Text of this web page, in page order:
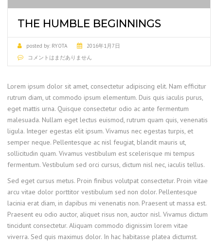
THE HUMBLE BEGINNINGS
posted by: RYOTA
2016年1月7日
コメントはまだありません
Lorem ipsum dolor sit amet, consectetur adipiscing elit. Nam efficitur
rutrum diam, ut commodo ipsum elementum. Duis quis iaculis purus,
eget mattis urna. Quisque consectetur odio ac ante fermentum
malesuada. Nullam eget lectus euismod, rutrum quam quis, venenatis
ligula. Integer egestas elit ipsum. Vivamus nec egestas turpis, et
semper neque. Pellentesque ac nisl feugiat, blandit mauris ut,
sollicitudin quam. Vivamus vestibulum est scelerisque mi tempus
fermentum. Vestibulum sed orci cursus, dictum nisl nec, iaculis tellus.
Sed eget cursus metus. Proin finibus volutpat consectetur. Proin vitae
arcu vitae dolor porttitor vestibulum sed non dolor. Pellentesque
lacinia erat diam, in dapibus mi venenatis non. Praesent ut massa est.
Praesent eu odio auctor, aliquet risus non, auctor nisl. Vivamus dictum
tincidunt consectetur. Aliquam commodo dignissim lorem vitae
viverra. Sed quis maximus dolor. In hac habitasse platea dictumst.